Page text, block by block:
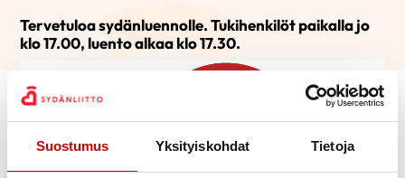
Suostumus Yksityiskohdat Tietoja
Tervetuloa sydänluennolle. Tukihenkilöt paikalla jo
klo 17.00, luento alkaa klo 17.30.